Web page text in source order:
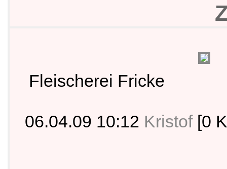
Fleischerei Fricke
06.04.09 10:12 Kristof [0